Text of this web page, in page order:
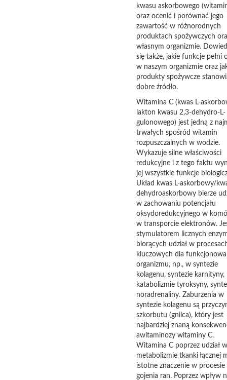
kwasu askorbowego
oraz ocenić i porównać jego
zawartość w różnorodnych
produktach spożywczych
własnym organizmie.
się także, jakie funkcje pełni
w naszym organizmie oraz
produkty spożywcze
dobre źródło.
Witamina C (kwas L-
lakton kwasu 2,3-dehydro-L-
gulonowego) jest jedną z
trwałych spośród witamin
rozpuszczalnych w wodzie.
Wykazuje silne właściwości
redukcyjne i z tego faktu
jej wszystkie funkcje
Układ kwas L-askorbowy/
dehydroaskorbowy bierze
w zachowaniu potencjału
oksydoredukcyjnego w
w transporcie elektronów.
stymulatorem licznych
biorących udział w
kluczowych dla
organizmu, np., w syntezie
kolagenu, syntezie karnityny,
katabolizmie tyroksyny,
noradrenaliny. Zaburzenia w
syntezie kolagenu są
szkorbutu (gnilca), który jest
najbardziej znaną
awitaminozy witaminy C.
Witamina C poprzez udział w
metabolizmie tkanki łącznej
istotne znaczenie w procesie
gojenia ran. Poprzez wpływ